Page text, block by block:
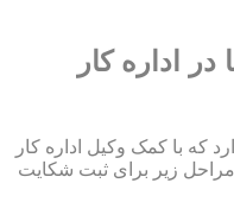
اداره کار
که با کمک وکیل اداره کار
مراحل زیر برای ثبت شکایت